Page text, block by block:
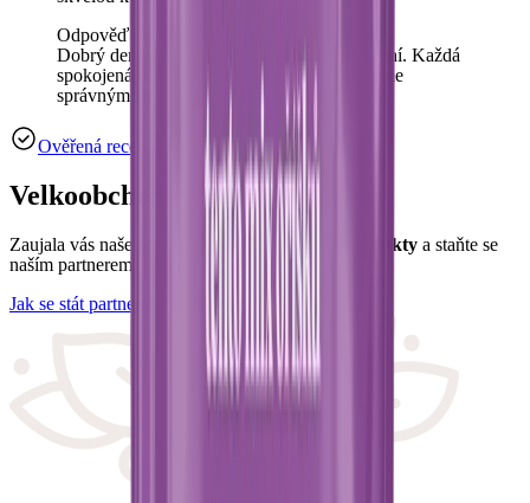
Odpověď od OchutnejOřech.cz:
Dobrý den, velmi si ceníme vašeho hodnocení. Každá
spokojená reakce nás utvrzuje v tom, že jdeme
správným směrem. 🚀😊
Ověřená recenze
Velkoobchod
Zaujala vás naše nabídka? Prodávejte naše produkty a staňte se
naším partnerem.
Jak se stát partnerem?